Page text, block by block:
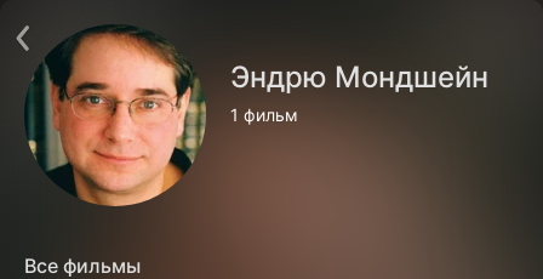
Эндрю Мондшейн
1 фильм
Все фильмы
О сервисе
Пользовательское соглашение
Политика конфиденциальности
Открыть приложение
Установить на ТВ
Бесплатные каналы